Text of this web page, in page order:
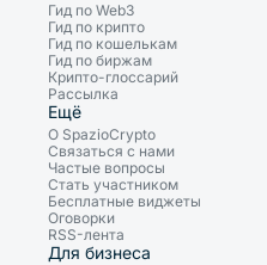
Гид по Web3
Гид по крипто
Гид по кошелькам
Гид по биржам
Крипто-глоссарий
Рассылка
Ещё
О SpazioCrypto
Связаться с нами
Частые вопросы
Стать участником
Бесплатные виджеты
Оговорки
RSS-лента
Для бизнеса